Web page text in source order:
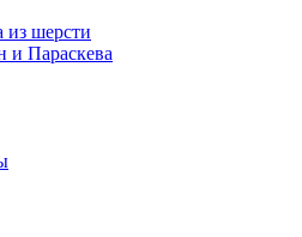
из шерсти
и Параскева